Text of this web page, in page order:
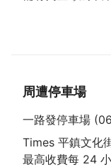
周遭停車場
一路發停車場
Times 平鎮文化
最高收費每 24